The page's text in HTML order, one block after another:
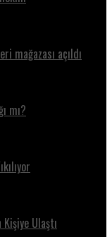
mağazası açıldı
mı?
Kişiye Ulaştı